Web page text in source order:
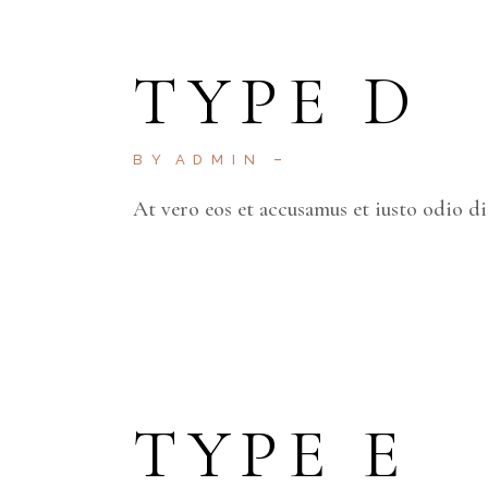
TYPE D
BY ADMIN
At vero eos et accusamus et iusto odio
TYPE E